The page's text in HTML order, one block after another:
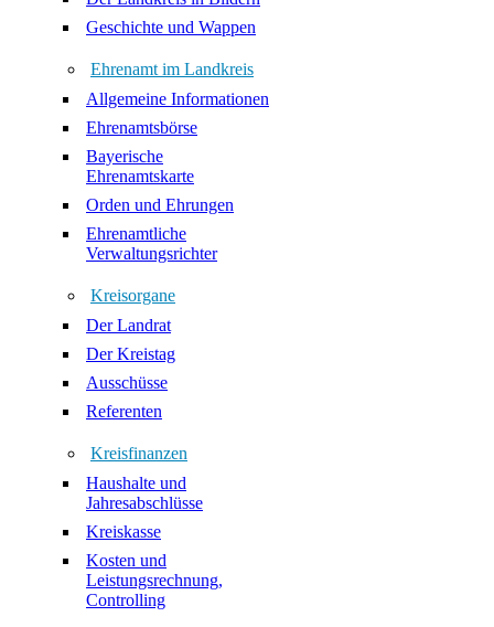
Geschichte und Wappen
Ehrenamt im Landkreis
Allgemeine Informationen
Ehrenamtsbörse
Bayerische
Ehrenamtskarte
Orden und Ehrungen
Ehrenamtliche
Verwaltungsrichter
Kreisorgane
Der Landrat
Der Kreistag
Ausschüsse
Referenten
Kreisfinanzen
Haushalte und
Jahresabschlüsse
Kreiskasse
Kosten und
Leistungsrechnung,
Controlling